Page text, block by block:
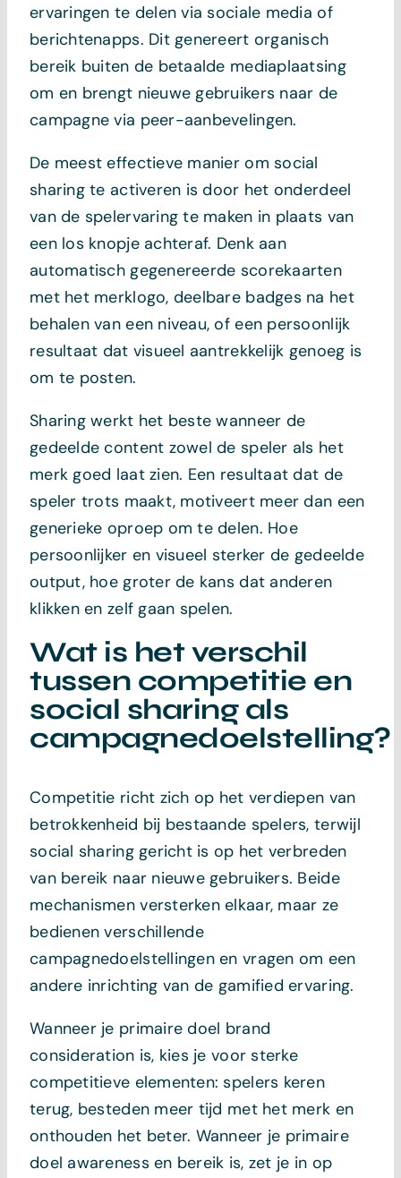
ervaringen te delen via sociale media of
berichtenapps. Dit genereert organisch
bereik buiten de betaalde mediaplaatsing
om en brengt nieuwe gebruikers naar de
campagne via peer-aanbevelingen.
De meest effectieve manier om social
sharing te activeren is door het onderdeel
van de spelervaring te maken in plaats van
een los knopje achteraf. Denk aan
automatisch gegenereerde scorekaarten
met het merklogo, deelbare badges na het
behalen van een niveau, of een persoonlijk
resultaat dat visueel aantrekkelijk genoeg is
om te posten.
Sharing werkt het beste wanneer de
gedeelde content zowel de speler als het
merk goed laat zien. Een resultaat dat de
speler trots maakt, motiveert meer dan een
generieke oproep om te delen. Hoe
persoonlijker en visueel sterker de gedeelde
output, hoe groter de kans dat anderen
klikken en zelf gaan spelen.
Wat is het verschil
tussen competitie en
social sharing als
campagnedoelstelling?
Competitie richt zich op het verdiepen van
betrokkenheid bij bestaande spelers, terwijl
social sharing gericht is op het verbreden
van bereik naar nieuwe gebruikers. Beide
mechanismen versterken elkaar, maar ze
bedienen verschillende
campagnedoelstellingen en vragen om een
andere inrichting van de gamified ervaring.
Wanneer je primaire doel brand
consideration is, kies je voor sterke
competitieve elementen: spelers keren
terug, besteden meer tijd met het merk en
onthouden het beter. Wanneer je primaire
doel awareness en bereik is, zet je in op